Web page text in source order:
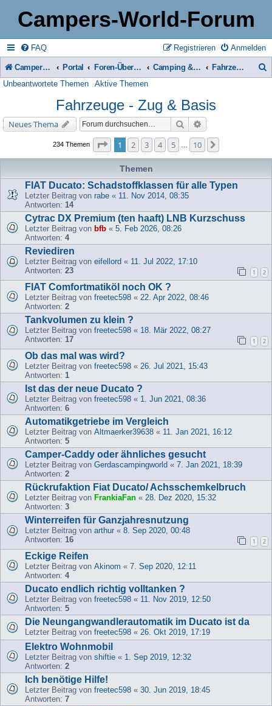
Campers-World-Forum
FAQ Anmelden
Registrieren
Campers-World-Forum Portal Foren-Übersicht Camping & Reise -> Fahrzeuge & Zubehör in der Praxis Fahrzeuge - Zug & Basis
Unbeantwortete Themen Aktive Themen
Fahrzeuge - Zug & Basis
Neues Thema Suche
234 Themen Seite von
1 2 3 4 5 10
Themen
FIAT Ducato: Schadstoffklassen für alle Typen
Letzter Beitrag von rabe « 11. Nov 2014, 08:35
Antworten: 14
Cytrac DX Premium (ten haaft) LNB Kurzschuss
Letzter Beitrag von bfb « 5. Feb 2026, 08:26
Antworten: 4
Reviediren
Letzter Beitrag von eifellord « 11. Jul 2022, 17:10
Antworten: 23 1 2
FIAT Comfortmatiköl noch OK ?
Letzter Beitrag von freetec598 « 22. Apr 2022, 08:46
Antworten: 2
Tankvolumen zu klein ?
Letzter Beitrag von freetec598 « 18. Mär 2022, 08:27
Antworten: 17 1 2
Ob das mal was wird?
Letzter Beitrag von freetec598 « 26. Jul 2021, 15:43
Antworten: 1
Ist das der neue Ducato ?
Letzter Beitrag von freetec598 « 1. Jun 2021, 08:36
Antworten: 6
Automatikgetriebe im Vergleich
Letzter Beitrag von Altmaerker39638 « 11. Jan 2021, 16:12
Antworten: 5
Camper-Caddy oder ähnliches gesucht
Letzter Beitrag von Gerdascampingworld « 7. Jan 2021, 18:39
Antworten: 2
Rückrufaktion Fiat Ducato/ Achsschemkelbruch
Letzter Beitrag von FrankiaFan « 28. Dez 2020, 15:32
Antworten: 3
Winterreifen für Ganzjahresnutzung
Letzter Beitrag von arthur « 8. Sep 2020, 00:48
Antworten: 16 1 2
Eckige Reifen
Letzter Beitrag von Akinom « 7. Sep 2020, 12:11
Antworten: 4
Ducato endlich richtig volltanken ?
Letzter Beitrag von freetec598 « 11. Nov 2019, 12:50
Antworten: 5
Die Neungangwandlerautomatik im Ducato ist da
Letzter Beitrag von freetec598 « 26. Okt 2019, 17:19
Elektro Wohnmobil
Letzter Beitrag von shiftie « 1. Sep 2019, 12:32
Antworten: 2
Ich benötige Hilfe!
Letzter Beitrag von freetec598 « 30. Jun 2019, 18:45
Antworten: 7